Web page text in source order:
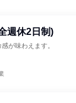
週休2日制)
が味わえます。